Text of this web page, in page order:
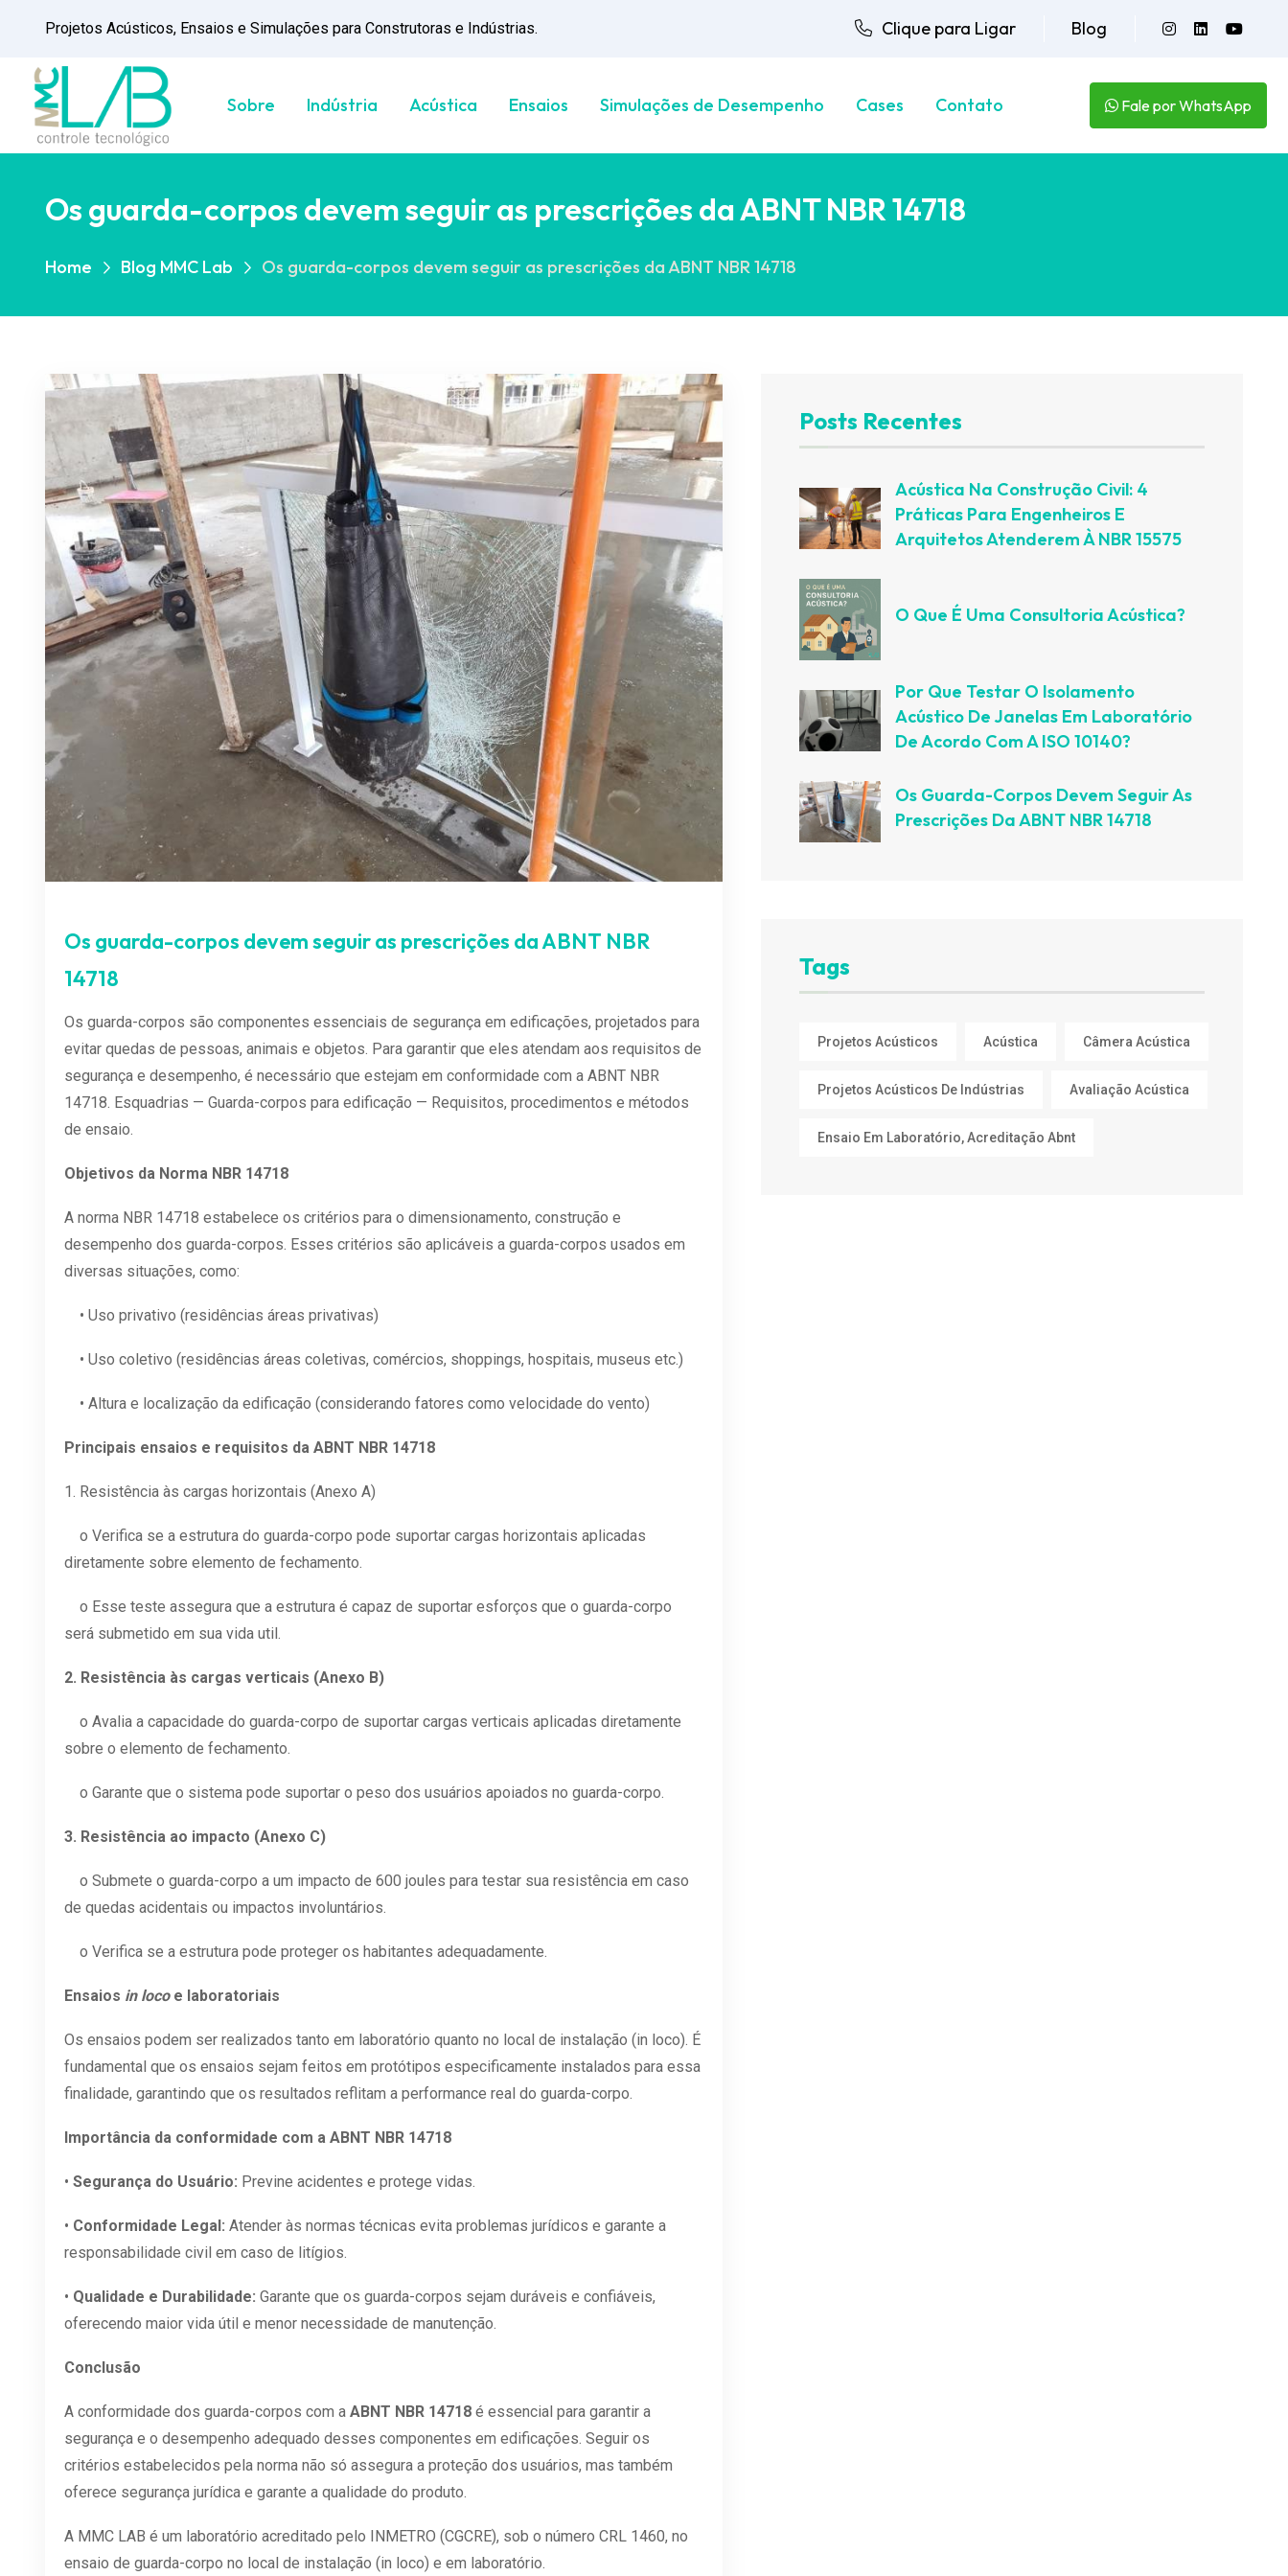
Projetos Acústicos, Ensaios e Simulações para Construtoras e Indústrias. Clique para Ligar Blog
Sobre Indústria Acústica Ensaios Simulações de Desempenho Cases Contato Fale por WhatsApp
Os guarda-corpos devem seguir as prescrições da ABNT NBR 14718
Home Blog MMC Lab Os guarda-corpos devem seguir as prescrições da ABNT NBR 14718
Os guarda-corpos devem seguir as prescrições da ABNT NBR
14718
Os guarda-corpos são componentes essenciais de segurança em edificações, projetados para
evitar quedas de pessoas, animais e objetos. Para garantir que eles atendam aos requisitos de
segurança e desempenho, é necessário que estejam em conformidade com a ABNT NBR
14718. Esquadrias — Guarda-corpos para edificação — Requisitos, procedimentos e métodos
de ensaio.
Objetivos da Norma NBR 14718
A norma NBR 14718 estabelece os critérios para o dimensionamento, construção e
desempenho dos guarda-corpos. Esses critérios são aplicáveis a guarda-corpos usados em
diversas situações, como:
• Uso privativo (residências áreas privativas)
• Uso coletivo (residências áreas coletivas, comércios, shoppings, hospitais, museus etc.)
• Altura e localização da edificação (considerando fatores como velocidade do vento)
Principais ensaios e requisitos da ABNT NBR 14718
1. Resistência às cargas horizontais (Anexo A)
o Verifica se a estrutura do guarda-corpo pode suportar cargas horizontais aplicadas
diretamente sobre elemento de fechamento.
o Esse teste assegura que a estrutura é capaz de suportar esforços que o guarda-corpo
será submetido em sua vida util.
2. Resistência às cargas verticais (Anexo B)
o Avalia a capacidade do guarda-corpo de suportar cargas verticais aplicadas diretamente
sobre o elemento de fechamento.
o Garante que o sistema pode suportar o peso dos usuários apoiados no guarda-corpo.
3. Resistência ao impacto (Anexo C)
o Submete o guarda-corpo a um impacto de 600 joules para testar sua resistência em caso
de quedas acidentais ou impactos involuntários.
o Verifica se a estrutura pode proteger os habitantes adequadamente.
Ensaios in locoe laboratoriais
Os ensaios podem ser realizados tanto em laboratório quanto no local de instalação (in loco). É
fundamental que os ensaios sejam feitos em protótipos especificamente instalados para essa
finalidade, garantindo que os resultados reflitam a performance real do guarda-corpo.
Importância da conformidade com a ABNT NBR 14718
• Segurança do Usuário: Previne acidentes e protege vidas.
• Conformidade Legal: Atender às normas técnicas evita problemas jurídicos e garante a
responsabilidade civil em caso de litígios.
• Qualidade e Durabilidade: Garante que os guarda-corpos sejam duráveis e confiáveis,
oferecendo maior vida útil e menor necessidade de manutenção.
Conclusão
A conformidade dos guarda-corpos com a ABNT NBR 14718 é essencial para garantir a
segurança e o desempenho adequado desses componentes em edificações. Seguir os
critérios estabelecidos pela norma não só assegura a proteção dos usuários, mas também
oferece segurança jurídica e garante a qualidade do produto.
A MMC LAB é um laboratório acreditado pelo INMETRO (CGCRE), sob o número CRL 1460, no
ensaio de guarda-corpo no local de instalação (in loco) e em laboratório.
Posts Recentes
Acústica Na Construção Civil: 4
Práticas Para Engenheiros E
Arquitetos Atenderem À NBR 15575
O Que É Uma Consultoria Acústica?
Por Que Testar O Isolamento
Acústico De Janelas Em Laboratório
De Acordo Com A ISO 10140?
Os Guarda-Corpos Devem Seguir As
Prescrições Da ABNT NBR 14718
Tags
Projetos Acústicos Acústica Câmera Acústica
Projetos Acústicos De Indústrias Avaliação Acústica
Ensaio Em Laboratório, Acreditação Abnt